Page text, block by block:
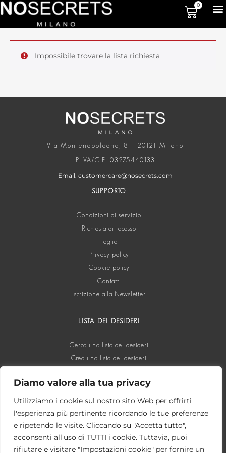
Diamo valore alla tua privacy
Utilizziamo i cookie sul nostro sito Web per offrirti
l'esperienza più pertinente ricordando le tue preferenze
e ripetendo le visite. Cliccando su "Accetta tutto",
acconsenti all'uso di TUTTI i cookie. Tuttavia, puoi
rifiutare e visitare "Impostazioni cookie" per fornire un
0
Impossibile trovare la lista richiesta
Via Montenapoleone, 8 – 20121 Milano
P.IVA/C.F. 03275440133
Email: customercare@nosecrets.com
SUPPORTO
Condizioni di servizio
Richiesta di recesso
Taglie
Privacy policy
Cookie policy
Contatti
Iscrizione alla Newsletter
LISTA DEI DESIDERI
Cerca una lista dei desideri
Crea una lista dei desideri
SOCIAL